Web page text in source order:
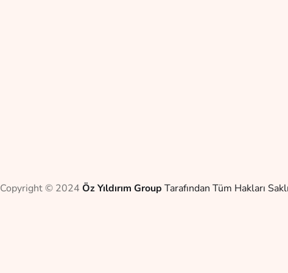
Copyright © 2024 Öz Yıldırım Group Tarafından Tüm Hakları